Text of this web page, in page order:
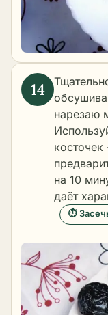
нарезаю
на 10
даёт
⏱